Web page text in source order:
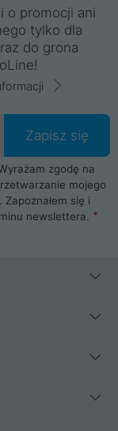
o promocji ani
tylko dla
do grona
Zapisz się
zgodę na
mojego
się i
newslettera.